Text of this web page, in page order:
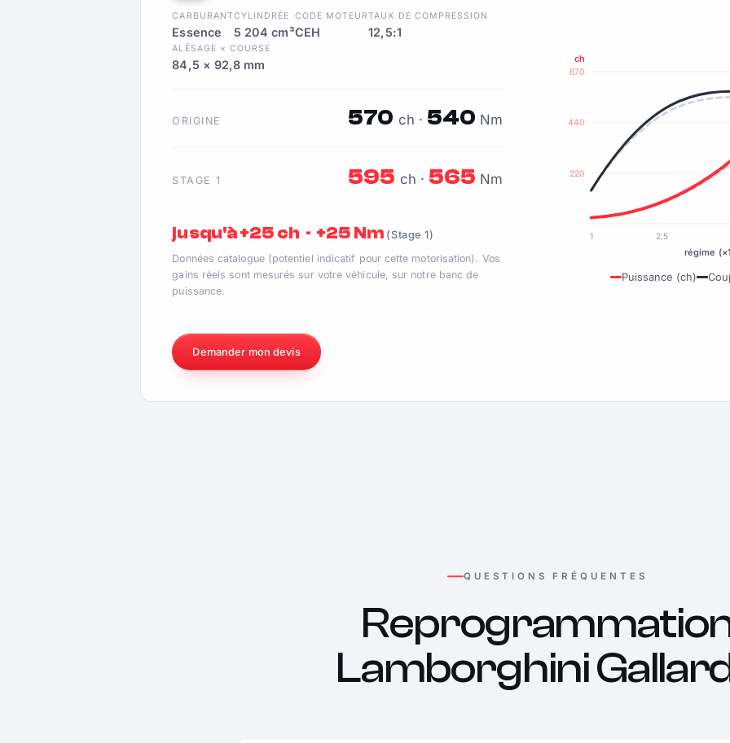
CARBURANT
Essence
CYLINDRÉE
5 204 cm³
CODE MOTEUR
CEH
TAUX DE COMPRESSION
12,5:1
ALÉSAGE × COURSE
84,5 × 92,8 mm
ORIGINE 570 ch · 540 Nm
STAGE 1 595 ch · 565 Nm
jusqu'à +25 ch · +25 Nm (Stage 1)
Données catalogue (potentiel indicatif pour cette motorisation). Vos
gains réels sont mesurés sur votre véhicule, sur notre banc de
puissance.
220
440
670
ch
1 2,5
régime
Puissance (ch)
Demander mon devis
QUESTIONS FRÉQUENTES
Lamborghini